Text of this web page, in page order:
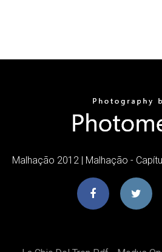
Malhação 2012 | Malhação -